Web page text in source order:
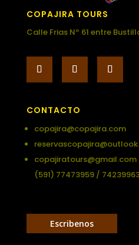
COPAJIRA TOURS
Calle Frias Nº 61 entre
CONTACTO
copajira@copajira.com
copajiratours@gmail.com
(591) 77473959 /
Escribenos